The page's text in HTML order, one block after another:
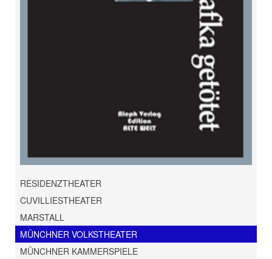
RESIDENZTHEATER
CUVILLIESTHEATER
MARSTALL
MÜNCHNER VOLKSTHEATER
MÜNCHNER KAMMERSPIELE